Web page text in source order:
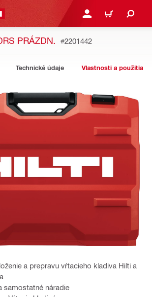
PRIHLÁSIŤ ALEBO
KOŠÍK
PRÁZDN. #2201442
Technické údaje Vlastnosti a použitia
a prepravu vŕtacieho kladiva Hilti a
samostatné náradie